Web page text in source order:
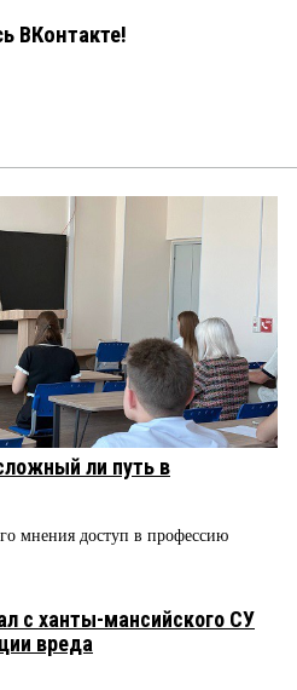
ВКонтакте!
ли путь в
мнения доступ в профессию
с ханты-мансийского СУ
вреда